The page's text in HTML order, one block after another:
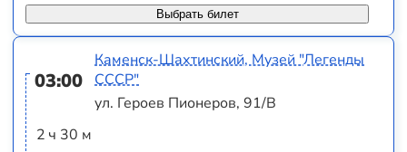
Выбрать билет
03:00
2 ч 30 м
Каменск-Шахтинский, Музей "Легенды
СССР"
ул. Героев Пионеров, 91/В